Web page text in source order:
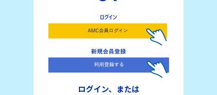
ログイン、または